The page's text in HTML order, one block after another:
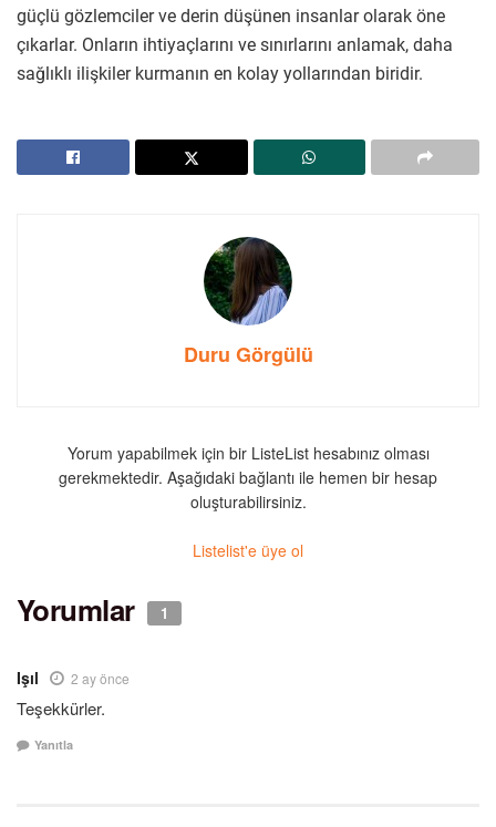
güçlü gözlemciler ve derin düşünen insanlar olarak öne
çıkarlar. Onların ihtiyaçlarını ve sınırlarını anlamak, daha
sağlıklı ilişkiler kurmanın en kolay yollarından biridir.
Duru Görgülü
Yorum yapabilmek için bir ListeList hesabınız olması
gerekmektedir. Aşağıdaki bağlantı ile hemen bir hesap
oluşturabilirsiniz.
Listelist'e üye ol
Yorumlar 1
Işıl 2 ay önce
Teşekkürler.
Yanıtla